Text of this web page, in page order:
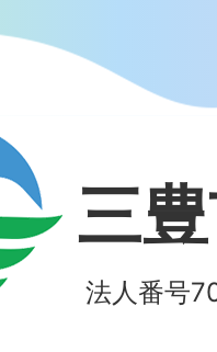
三
法人番号